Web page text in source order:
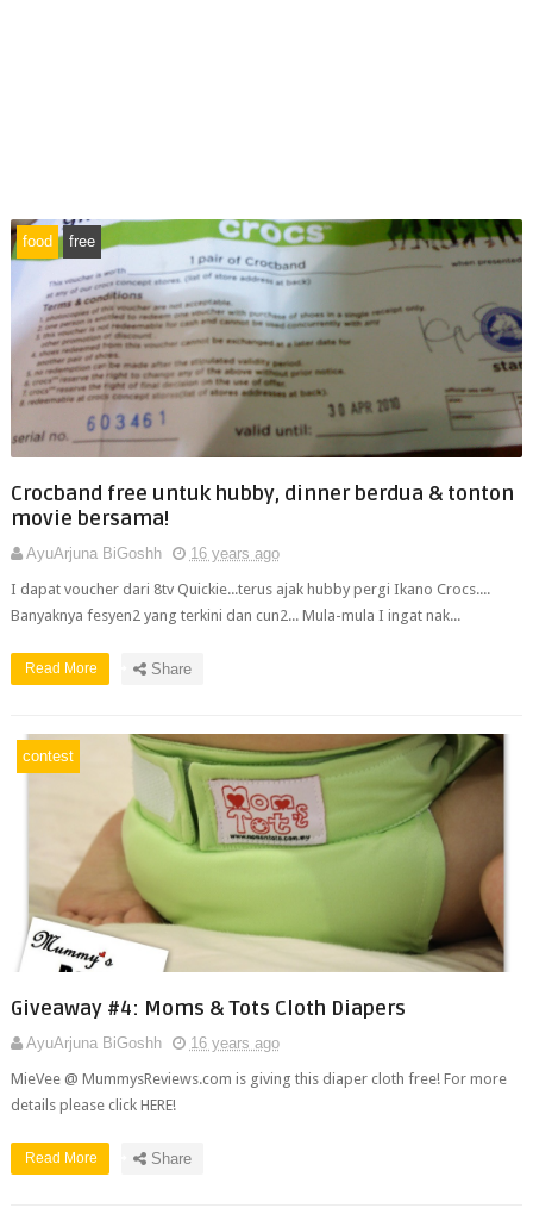
food free
Crocband free untuk hubby, dinner berdua & tonton
movie bersama!
AyuArjuna BiGoshh
16 years ago
I dapat voucher dari 8tv Quickie...terus ajak hubby pergi Ikano Crocs....
Banyaknya fesyen2 yang terkini dan cun2... Mula-mula I ingat nak...
Read More Share
contest
Giveaway #4: Moms & Tots Cloth Diapers
AyuArjuna BiGoshh
16 years ago
MieVee @ MummysReviews.com is giving this diaper cloth free! For more
details please click HERE!
Read More Share